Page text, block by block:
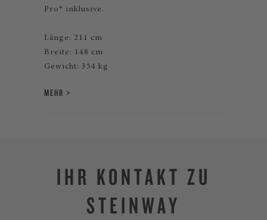
Pro® inklusive.
Länge: 211 cm
Breite: 148 cm
Gewicht: 354 kg
MEHR
IHR KONTAKT ZU
STEINWAY